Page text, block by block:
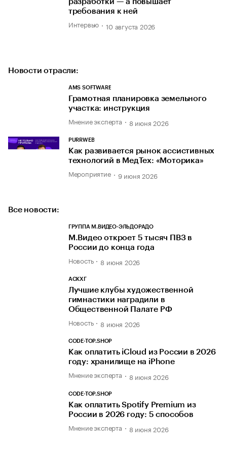
разработки — а повышает
требования к ней
Интервью 10 августа 2026
Новости отрасли:
AMS SOFTWARE
Грамотная планировка земельного
участка: инструкция
Мнение эксперта 8 июня 2026
PURRWEB
Как развивается рынок ассистивных
технологий в МедТех: «Моторика»
Мероприятие 9 июня 2026
Все новости:
ГРУППА М.ВИДЕО-ЭЛЬДОРАДО
М.Видео откроет 5 тысяч ПВЗ в
России до конца года
Новость 8 июня 2026
АСКХГ
Лучшие клубы художественной
гимнастики наградили в
Общественной Палате РФ
Новость 8 июня 2026
CODE-TOP.SHOP
Как оплатить iCloud из России в 2026
году: хранилище на iPhone
Мнение эксперта 8 июня 2026
CODE-TOP.SHOP
Как оплатить Spotify Premium из
России в 2026 году: 5 способов
Мнение эксперта 8 июня 2026